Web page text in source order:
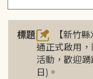
標題
【新竹
通正式啟用，
活動，歡迎
日)。